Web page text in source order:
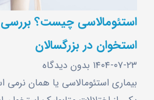
استئومالاسی چیست؟
استخوان در بزرگسالان
۱۴۰۴-۰۷-۲۳ بدون دیدگاه
بیماری استئومالاسی یا همان نرمی